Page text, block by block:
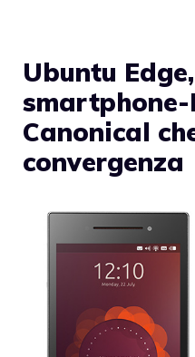
Ubuntu
smartphone-
Canonical
convergenza